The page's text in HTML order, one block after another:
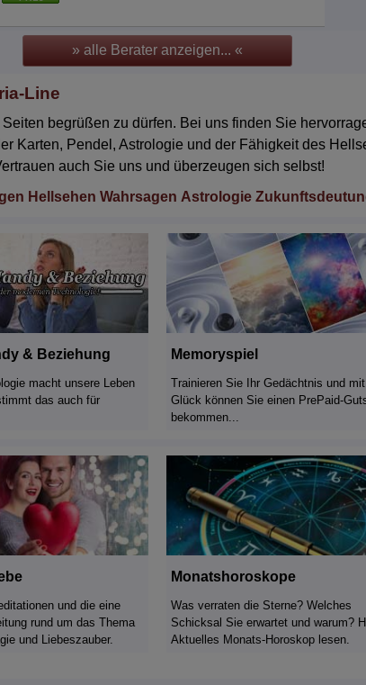
» alle Berater anzeigen... «
Line
begrüßen zu dürfen. Bei uns finden Sie
Karten, Pendel, Astrologie und der Fähigkeit des
auch Sie uns und überzeugen sich selbst!
Hellsehen Wahrsagen Astrologie
& Beziehung
macht unsere Leben
das auch für
Memoryspiel
Trainieren Sie Ihr Gedächtnis und
Glück können Sie einen PrePaid-
bekommen...
und die eine
rund um das Thema
und Liebeszauber.
Monatshoroskope
Was verraten die Sterne? Welches
Schicksal Sie erwartet und warum?
Aktuelles Monats-Horoskop lesen.